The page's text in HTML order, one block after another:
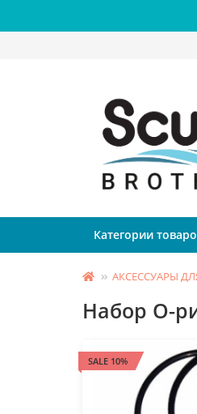
Категории
АКСЕССУАРЫ
Набор О-
SALE 10%